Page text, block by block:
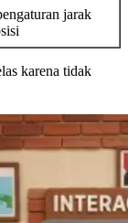
jarak
karena tidak